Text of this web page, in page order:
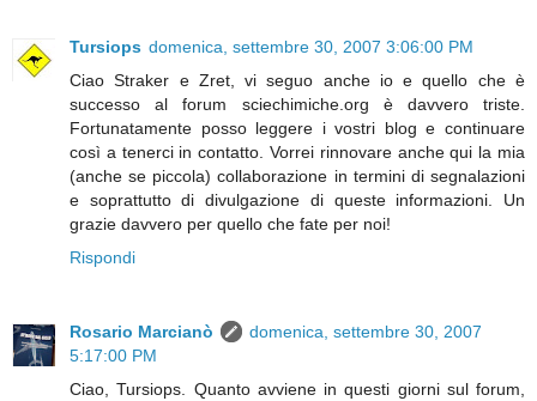
Tursiops domenica, settembre 30, 2007 3:06:00 PM
Ciao Straker e Zret, vi seguo anche io e quello che è
successo al forum sciechimiche.org è davvero triste.
Fortunatamente posso leggere i vostri blog e continuare
così a tenerci in contatto. Vorrei rinnovare anche qui la mia
(anche se piccola) collaborazione in termini di segnalazioni
e soprattutto di divulgazione di queste informazioni. Un
grazie davvero per quello che fate per noi!
Rispondi
Rosario Marcianò
domenica, settembre 30, 2007
5:17:00 PM
Ciao, Tursiops. Quanto avviene in questi giorni sul forum,